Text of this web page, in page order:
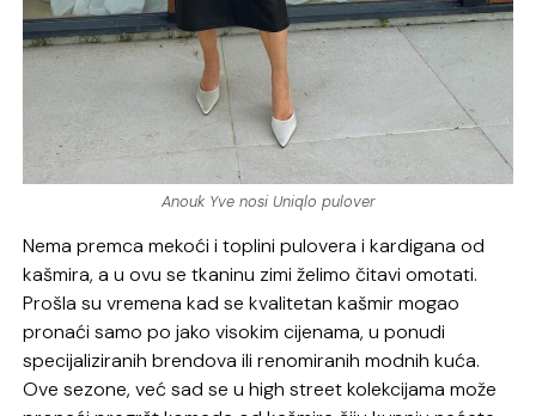
Anouk Yve nosi Uniqlo pulover
Nema premca mekoći i toplini pulovera i kardigana od
kašmira, a u ovu se tkaninu zimi želimo čitavi omotati.
Prošla su vremena kad se kvalitetan kašmir mogao
pronaći samo po jako visokim cijenama, u ponudi
specijaliziranih brendova ili renomiranih modnih kuća.
Ove sezone, već sad se u high street kolekcijama može